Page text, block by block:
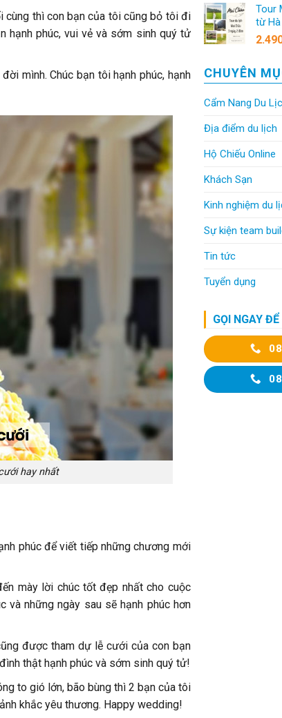
cùng thì con bạn của tôi cũng bỏ tôi đi
hạnh phúc, vui vẻ và sớm sinh quý tử
mình. Chúc bạn tôi hạnh phúc, hạnh
hay nhất
phúc để viết tiếp những chương mới
mày lời chúc tốt đẹp nhất cho cuộc
và những ngày sau sẽ hạnh phúc hơn
được tham dự lễ cưới của con bạn
thật hạnh phúc và sớm sinh quý tử!
to gió lớn, bão bùng thì 2 bạn của tôi
khắc yêu thương. Happy wedding!
Tour
từ
CHUYÊN
Cẩm Nang Du
Địa điểm du lịch
Hộ Chiếu Online
Khách Sạn
Kinh nghiệm du
Sự kiện team
Tin tức
Tuyển dụng
GỌI NGAY